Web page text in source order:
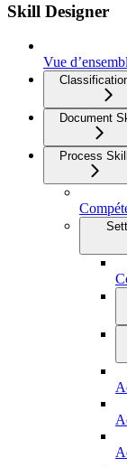
Skill Designer
Vue
Document
Process Skill